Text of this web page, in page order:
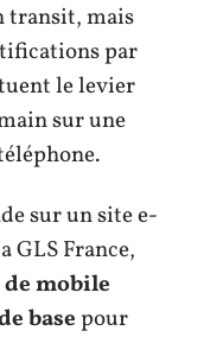
transit, mais
par
le levier
sur une
sur un site e-
GLS France,
mobile
basepour